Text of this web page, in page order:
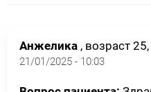
Анжелика , возраст
21/01/2025 - 10:03